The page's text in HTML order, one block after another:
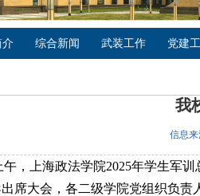
介 综合新闻 武装工作 党建
我
信息来
午，上海政法学院2025年学生军
席大会，各二级学院党组织负